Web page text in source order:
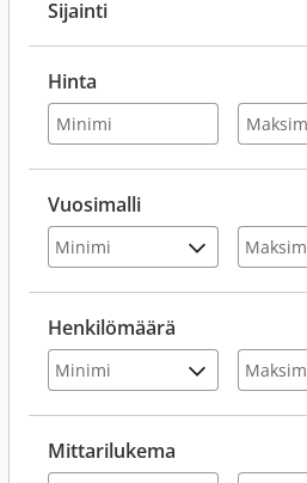
Sijainti
Henkilömäärä
Mittarilukema
Vuosimalli
Hinta